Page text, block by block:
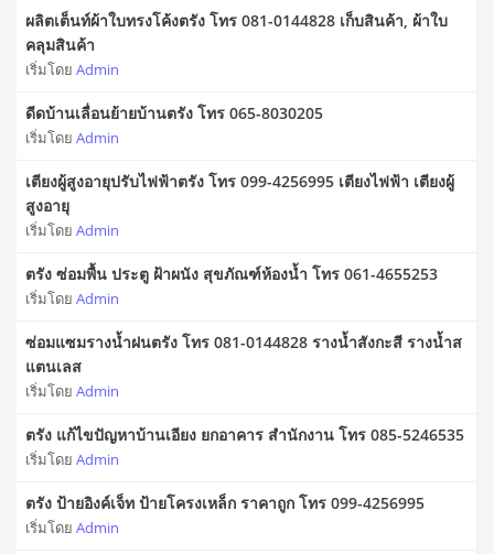
ผลิตเต็นท์ผ้าใบทรงโค้งตรัง โทร 081-0144828 เก็บสินค้า, ผ้าใบ
คลุมสินค้า
เริ่มโดย Admin
ดีดบ้านเลื่อนย้ายบ้านตรัง โทร 065-8030205
เริ่มโดย Admin
เตียงผู้สูงอายุปรับไฟฟ้าตรัง โทร 099-4256995 เตียงไฟฟ้า เตียงผู้
สูงอายุ
เริ่มโดย Admin
ตรัง ซ่อมพื้น ประตู ฝ้าผนัง สุขภัณฑ์ห้องน้ำ โทร 061-4655253
เริ่มโดย Admin
ซ่อมแซมรางน้ำฝนตรัง โทร 081-0144828 รางน้ำสังกะสี รางน้ำส
แตนเลส
เริ่มโดย Admin
ตรัง แก้ไขปัญหาบ้านเอียง ยกอาคาร สำนักงาน โทร 085-5246535
เริ่มโดย Admin
ตรัง ป้ายอิงค์เจ็ท ป้ายโครงเหล็ก ราคาถูก โทร 099-4256995
เริ่มโดย Admin